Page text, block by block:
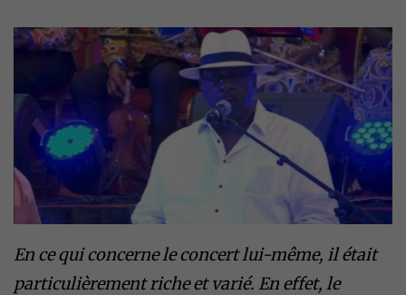
En ce qui concerne le concert lui-même, il était
particulièrement riche et varié. En effet, le